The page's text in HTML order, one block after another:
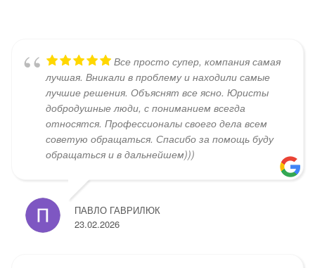
Все просто супер, компания самая
лучшая. Вникали в проблему и находили самые
лучшие решения. Объяснят все ясно. Юристы
добродушные люди, с пониманием всегда
относятся. Профессионалы своего дела всем
советую обращаться. Спасибо за помощь буду
обращаться и в дальнейшем)))
ПАВЛО ГАВРИЛЮК
23.02.2026